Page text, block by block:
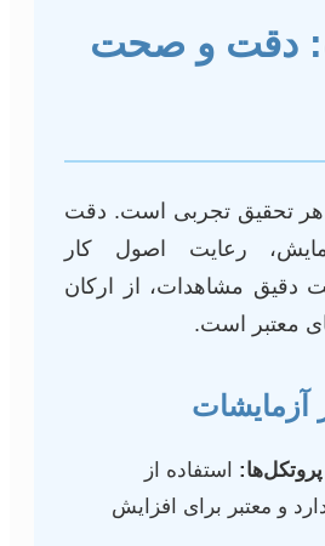
دقت و صحت
هر تحقیق تجربی است. دقت
رعایت اصول کار
دقیق مشاهدات، از ارکان
معتبر است.
آزمایشات
استفاده از
و معتبر برای افزایش